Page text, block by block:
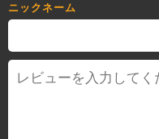
ニックネーム